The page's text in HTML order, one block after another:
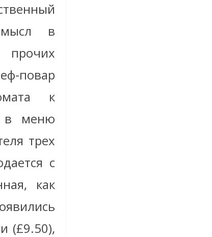
в
прочих
повар
к
в меню
трех
с
как
(£9.50),